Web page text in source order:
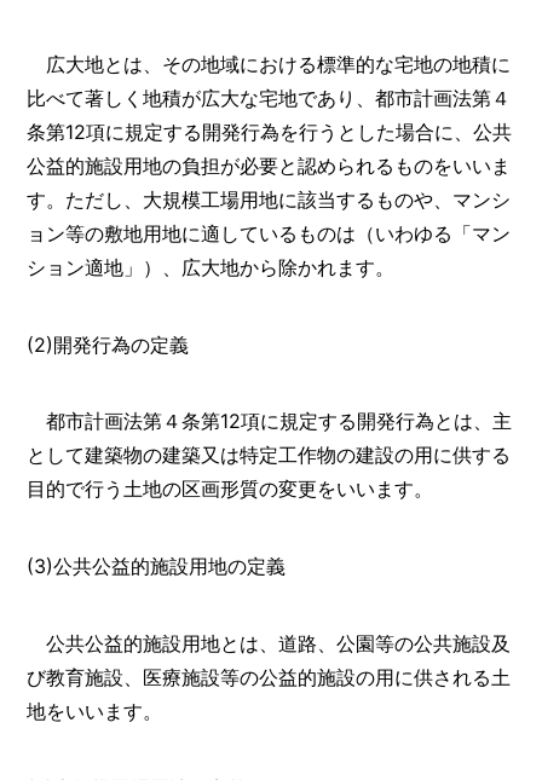
広大地とは、その地域における標準的な宅地の地積に
比べて著しく地積が広大な宅地であり、都市計画法第４
条第12項に規定する開発行為を行うとした場合に、公共
公益的施設用地の負担が必要と認められるものをいいま
す。ただし、大規模工場用地に該当するものや、マンシ
ョン等の敷地用地に適しているものは（いわゆる「マン
ション適地」）、広大地から除かれます。
(2)開発行為の定義
都市計画法第４条第12項に規定する開発行為とは、主
として建築物の建築又は特定工作物の建設の用に供する
目的で行う土地の区画形質の変更をいいます。
(3)公共公益的施設用地の定義
公共公益的施設用地とは、道路、公園等の公共施設及
び教育施設、医療施設等の公益的施設の用に供される土
地をいいます。